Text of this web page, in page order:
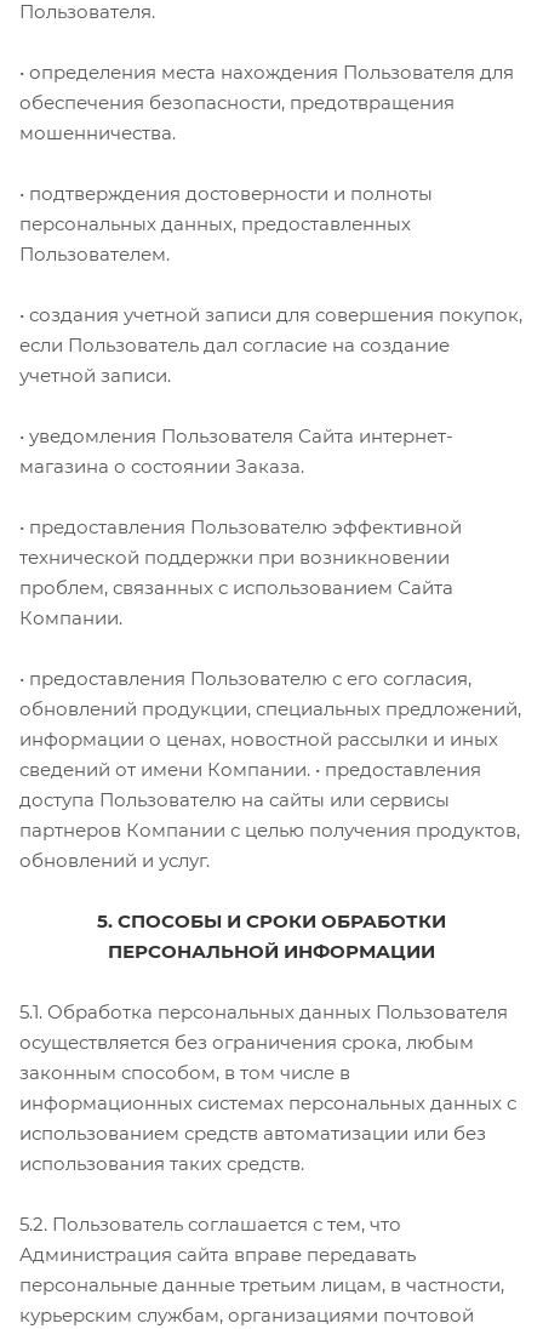
Пользователя.
• определения места нахождения Пользователя для
обеспечения безопасности, предотвращения
мошенничества.
• подтверждения достоверности и полноты
персональных данных, предоставленных
Пользователем.
• создания учетной записи для совершения покупок,
если Пользователь дал согласие на создание
учетной записи.
• уведомления Пользователя Сайта интернет-
магазина о состоянии Заказа.
• предоставления Пользователю эффективной
технической поддержки при возникновении
проблем, связанных с использованием Сайта
Компании.
• предоставления Пользователю с его согласия,
обновлений продукции, специальных предложений,
информации о ценах, новостной рассылки и иных
сведений от имени Компании. • предоставления
доступа Пользователю на сайты или сервисы
партнеров Компании с целью получения продуктов,
обновлений и услуг.
5. СПОСОБЫ И СРОКИ ОБРАБОТКИ
ПЕРСОНАЛЬНОЙ ИНФОРМАЦИИ
5.1. Обработка персональных данных Пользователя
осуществляется без ограничения срока, любым
законным способом, в том числе в
информационных системах персональных данных с
использованием средств автоматизации или без
использования таких средств.
5.2. Пользователь соглашается с тем, что
Администрация сайта вправе передавать
персональные данные третьим лицам, в частности,
курьерским службам, организациями почтовой